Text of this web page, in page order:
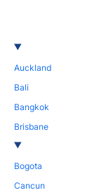
Auckland
Bali
Bangkok
Brisbane
Bogota
Cancun